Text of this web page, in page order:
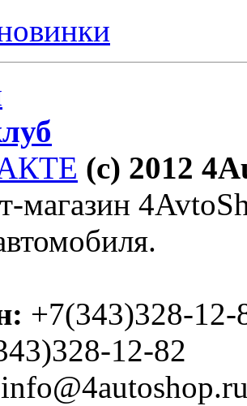
(c) 2012
магазин
+7(343)328-
12-82